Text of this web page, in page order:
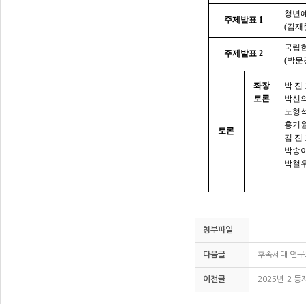
주제발표 1
청년
(김재
주제발표2
국립
(박문
토론
좌장
토론
박 진
박신
노형
홍기
김 진
박송
박철
첨부파일
다음글 후속세대 연
이전글 2025년-2 등